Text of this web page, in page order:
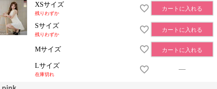
XSサイズ
残りわずか
カートに入れる
Sサイズ
残りわずか
カートに入れる
Mサイズ カートに入れる
Lサイズ
在庫切れ
—